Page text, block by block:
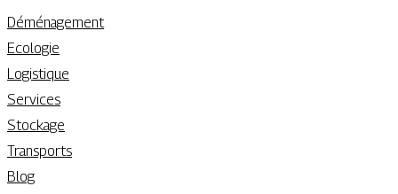
Déménagement
Ecologie
Logistique
Services
Stockage
Transports
Blog